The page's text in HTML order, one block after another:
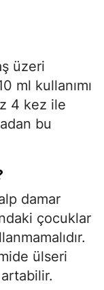
üzeri
ml kullanımı
4 kez ile
bu
damar
çocuklar
ülseri